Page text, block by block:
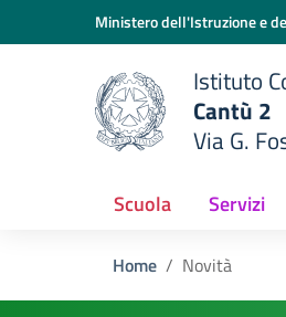
Vai ai contenuti
Vai al menu di navigazione
Ministero dell'Istruzione e
scuola
Istituto
Cantù 2
Via G.
Scuola Servizi
Home Novità